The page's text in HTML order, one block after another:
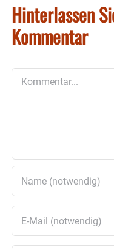
Hinterlassen
Kommentar